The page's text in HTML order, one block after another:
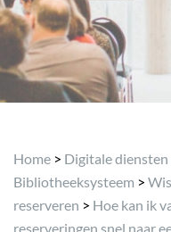
Home > Digitale
Bibliotheeksysteem >
reserveren > Hoe kan ik
reserveringen snel naar